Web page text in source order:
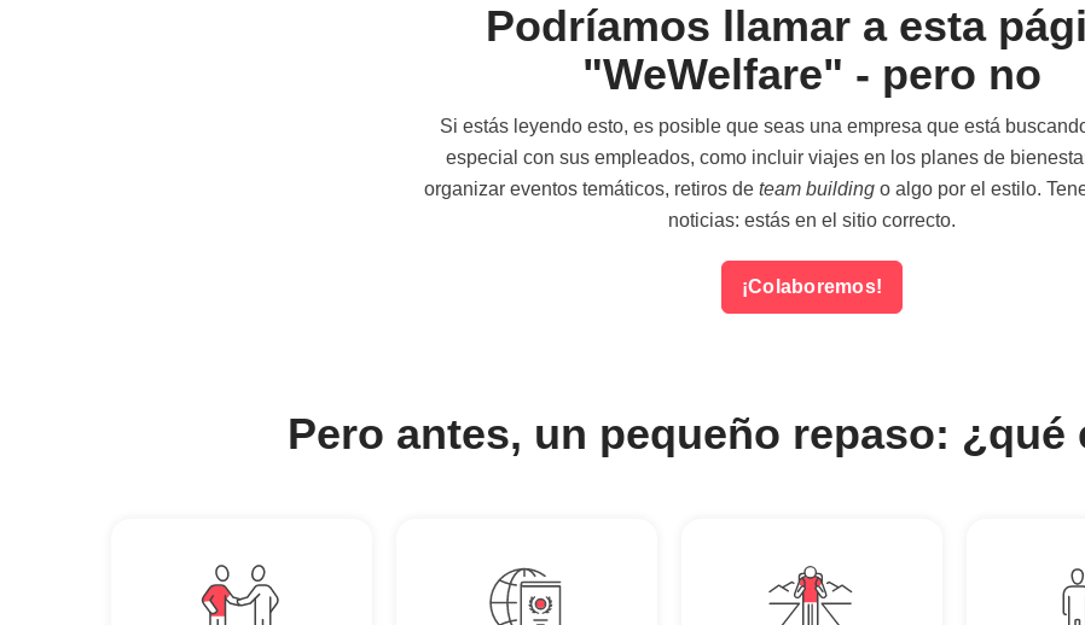
Podríamos llamar a esta
"WeWelfare" - pero no
Si estás leyendo esto, es posible que seas una empresa que está
especial con sus empleados, como incluir viajes en los planes de
organizar eventos temáticos, retiros de team building o algo por el estilo.
noticias: estás en el sitio correcto.
¡Colaboremos!
Pero antes, un pequeño repaso: ¿qué